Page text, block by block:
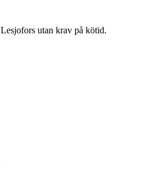
Lesjofors utan krav på kötid.